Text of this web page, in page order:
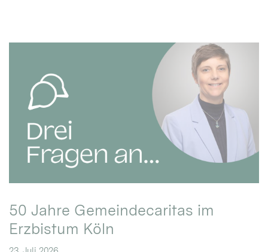
50 Jahre Gemeindecaritas im
Erzbistum Köln